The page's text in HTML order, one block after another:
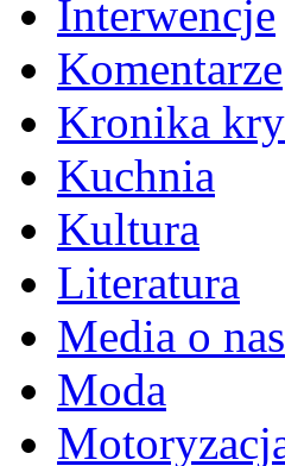
Interwencje
Komentarze
Kronika
Kuchnia
Kultura
Literatura
Media o nas
Moda